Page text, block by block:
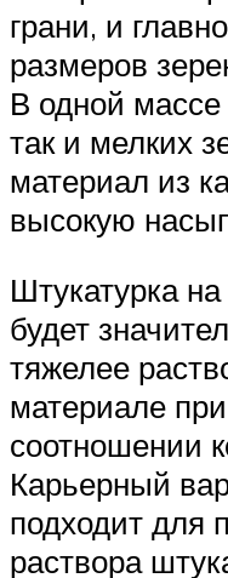
грани, и
размеров
В одной массе
так и мелких
материал из
высокую
Штукатурка
будет
тяжелее
материале
соотношении
Карьерный
подходит для
раствора